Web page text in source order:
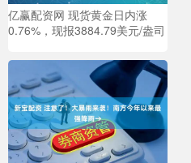
亿赢配资网 现货黄金日内涨
0.76%，现报3884.79美元/盎司